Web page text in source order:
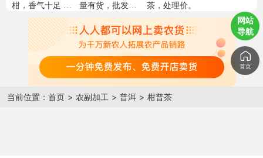
柑，香气十足 柑
香浓郁，茶汤甘
甜醇顺滑
量有货，批发
茶，处理价。
当前位置： 首页 > 农副加工 > 普洱 > 柑普茶
网站
导航
首页